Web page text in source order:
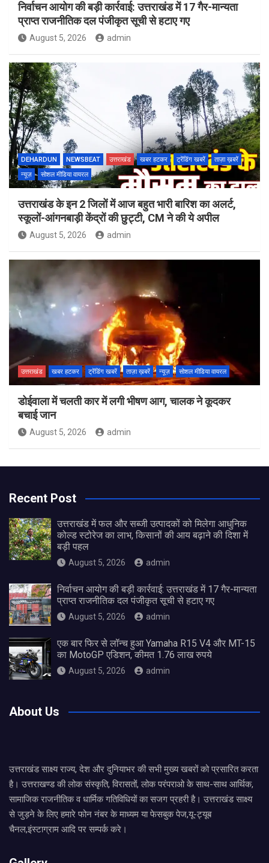
निर्वाचन आयोग की बड़ी कार्रवाई: उत्तराखंड में 17 गैर-मान्यता
प्राप्त राजनीतिक दल पंजीकृत सूची से हटाए गए
August 5, 2026 admin
DEHARDUN NEWSBEAT उत्तराखंड खबर हटकर ट्रेंडिंग खबरें
ताज़ा ख़बरें
न्यूज़
सोशल मीडिया वायरल
उत्तराखंड के इन 2 जिलों में आज बहुत भारी बारिश का अलर्ट,
स्कूलों-आंगनबाड़ी केंद्रों की छुट्टी, CM ने की ये अपील
August 5, 2026 admin
उत्तराखंड खबर हटकर ट्रेंडिंग खबरें ताज़ा ख़बरें न्यूज़ सोशल मीडिया वायरल
डोईवाला में चलती कार में लगी भीषण आग, चालक ने कूदकर
बचाई जान
August 5, 2026 admin
Recent Post
उत्तराखंड में फल और सब्जी उत्पादकों को मिलेगा आधुनिक
कोल्ड स्टोरेज का लाभ, किसानों की आय बढ़ाने की दिशा में
बड़ी पहल
August 5, 2026 admin
निर्वाचन आयोग की बड़ी कार्रवाई: उत्तराखंड में 17 गैर-मान्यता
प्राप्त राजनीतिक दल पंजीकृत सूची से हटाए गए
August 5, 2026 admin
एक बार फिर से लॉन्च हुआ Yamaha R15 V4 और MT-15
का MotoGP एडिशन, कीमत 1.76 लाख रुपये
August 5, 2026 admin
About Us
उत्तराखंड साक्ष्य राज्य, देश और दुनियाभर की सभी मुख्य खबरों को प्रसारित करता
है। उत्तराखण्ड की लोक संस्कृति, विरासतों, लोक परंपराओ के साथ-साथ आर्थिक,
सामाजिक राजनीतिक व धार्मिक गतिविधियों का सजग प्रहरी है। उत्तराखंड साक्ष्य
से जुड़ने के लिए हमारे फोन नंबर के माध्यम या फेसबुक पेज,यू-ट्यूब
चैनल,इंस्टाग्राम आदि पर सम्पर्क करे।